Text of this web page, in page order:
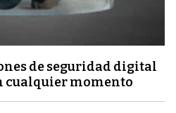
de seguridad digital
cualquier momento